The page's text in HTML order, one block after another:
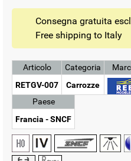
Consegna gratuita
Free shipping to Italy
Articolo
RETGV-007
Categoria
Carrozze
Paese
Francia - SNCF